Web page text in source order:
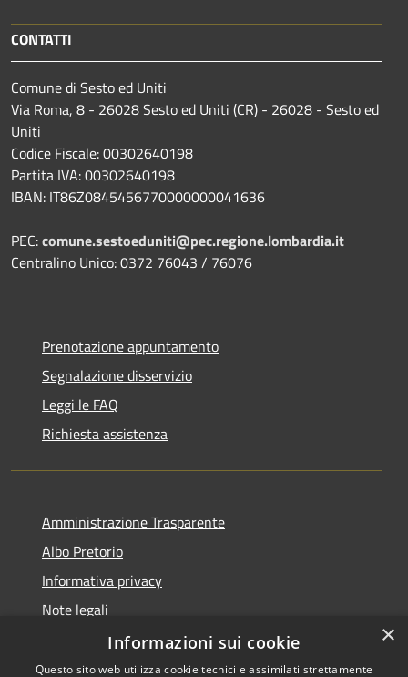
CONTATTI
Comune di Sesto ed Uniti
Via Roma, 8 - 26028 Sesto ed Uniti (CR) - 26028 - Sesto ed
Uniti
Codice Fiscale: 00302640198
Partita IVA: 00302640198
IBAN: IT86Z0845456770000000041636
PEC:comune.sestoeduniti@pec.regione.lombardia.it
Centralino Unico: 0372 76043 / 76076
Prenotazione appuntamento
Segnalazione disservizio
Leggi le FAQ
Richiesta assistenza
Amministrazione Trasparente
Albo Pretorio
Informativa privacy
Note legali
Dichiarazione di accessibilità
×
Informazioni sui cookie
Questo sito web utilizza cookie tecnici e assimilati strettamente